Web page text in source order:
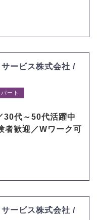
ービス株式会社 /
パート
30代～50代活躍中
者歓迎／Wワーク可
ービス株式会社 /